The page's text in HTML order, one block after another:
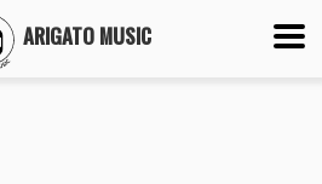
ARIGATO MUSIC